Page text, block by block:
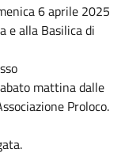
6 aprile 2025
e alla Basilica di
mattina dalle
Proloco.